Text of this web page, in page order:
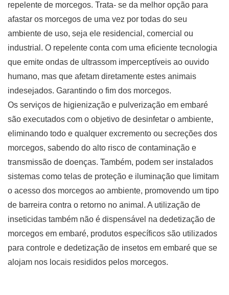
repelente de morcegos. Trata- se da melhor opção para
afastar os morcegos de uma vez por todas do seu
ambiente de uso, seja ele residencial, comercial ou
industrial. O repelente conta com uma eficiente tecnologia
que emite ondas de ultrassom imperceptíveis ao ouvido
humano, mas que afetam diretamente estes animais
indesejados. Garantindo o fim dos morcegos.
Os serviços de higienização e pulverização em embaré
são executados com o objetivo de desinfetar o ambiente,
eliminando todo e qualquer excremento ou secreções dos
morcegos, sabendo do alto risco de contaminação e
transmissão de doenças. Também, podem ser instalados
sistemas como telas de proteção e iluminação que limitam
o acesso dos morcegos ao ambiente, promovendo um tipo
de barreira contra o retorno no animal. A utilização de
inseticidas também não é dispensável na dedetização de
morcegos em embaré, produtos específicos são utilizados
para controle e dedetização de insetos em embaré que se
alojam nos locais resididos pelos morcegos.